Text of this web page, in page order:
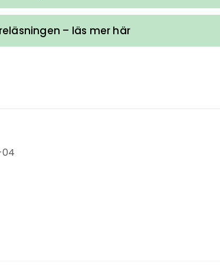
– läs mer här